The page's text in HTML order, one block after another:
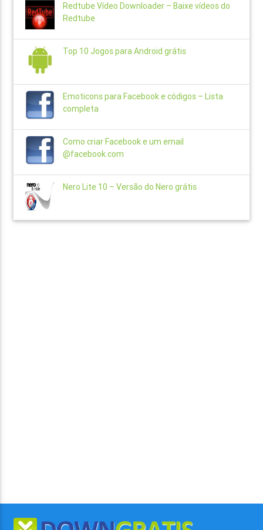
Redtube Vídeo Downloader – Baixe vídeos do
Redtube
Top 10 Jogos para Android grátis
Emoticons para Facebook e códigos – Lista
completa
Como criar Facebook e um email
@facebook.com
Nero Lite 10 – Versão do Nero grátis